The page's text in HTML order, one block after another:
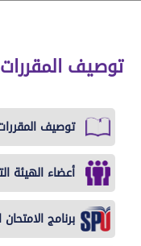
توصيف
توصيف
أعضاء الهيئة
برنامج
الطب
الشرعي
الطب
النفسي
الطب
الوقائي
وطب
الأسرة
أذنية